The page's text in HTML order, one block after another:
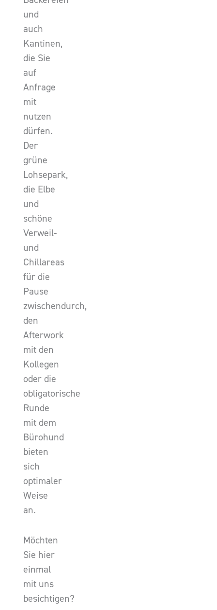
und
auch
Kantinen,
die Sie
auf
Anfrage
mit
nutzen
dürfen.
Der
grüne
Lohsepark,
die Elbe
und
schöne
Verweil-
und
Chillareas
für die
Pause
zwischendurch,
den
Afterwork
mit den
Kollegen
oder die
obligatorische
Runde
mit dem
Bürohund
bieten
sich
optimaler
Weise
an.
Möchten
Sie hier
einmal
mit uns
besichtigen?